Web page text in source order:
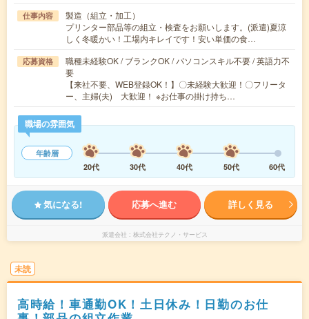
仕事内容
製造（組立・加工）
プリンター部品等の組立・検査をお願いします。(派遣)夏涼
しく冬暖かい！工場内キレイです！安い単価の食…
応募資格
職種未経験OK / ブランクOK / パソコンスキル不要 / 英語力不
要
【来社不要、WEB登録OK！】〇未経験大歓迎！〇フリータ
ー、主婦(夫) 大歓迎！ ※お仕事の掛け持ち…
職場の雰囲気
年齢層
20代
30代 40代 50代 60代
気になる! 応募へ進む 詳しく見る
派遣会社 株式会社テクノ・サービス
未読
高時給！車通勤OK！土日休み！日勤のお仕